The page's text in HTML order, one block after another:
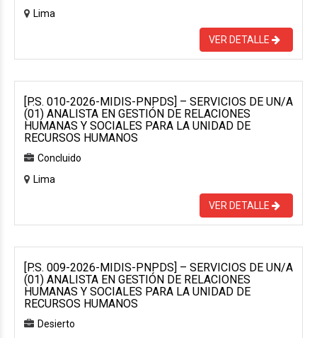
Lima
VER DETALLE
[P.S. 010-2026-MIDIS-PNPDS] – SERVICIOS DE UN/A
(01) ANALISTA EN GESTIÓN DE RELACIONES
HUMANAS Y SOCIALES PARA LA UNIDAD DE
RECURSOS HUMANOS
Concluido
Lima
VER DETALLE
[P.S. 009-2026-MIDIS-PNPDS] – SERVICIOS DE UN/A
(01) ANALISTA EN GESTIÓN DE RELACIONES
HUMANAS Y SOCIALES PARA LA UNIDAD DE
RECURSOS HUMANOS
Desierto